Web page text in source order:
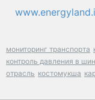
мониторинг транспорта
контроль давления в
отрасль костомукша